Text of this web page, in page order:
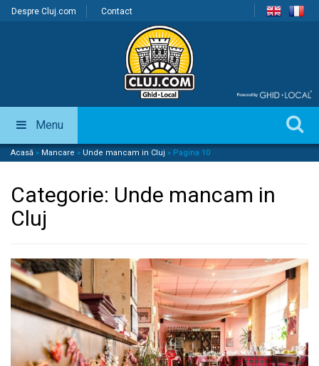
Despre Cluj.com Contact
Menu
Acasă » Mancare » Unde mancam in Cluj » Pagina 10
Categorie: Unde mancam in
Cluj